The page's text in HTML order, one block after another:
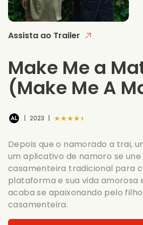
Assista ao Trailer
Make Me a
(Make Me A
| 2023 | ★★★★★
Depois que o namorado a trai,
um aplicativo de namoro se une
casamenteira tradicional para
plataforma e sua vida amorosa
acaba se apaixonando pelo
casamenteira.